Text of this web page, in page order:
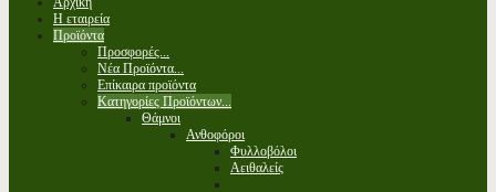
Η εταιρεία
Προϊόντα
Προσφορές...
Νέα Προϊόντα...
Επίκαιρα προϊόντα
Κατηγορίες Προϊόντων...
Θάμνοι
Ανθοφόροι
Φυλλοβόλοι
Αειθαλείς